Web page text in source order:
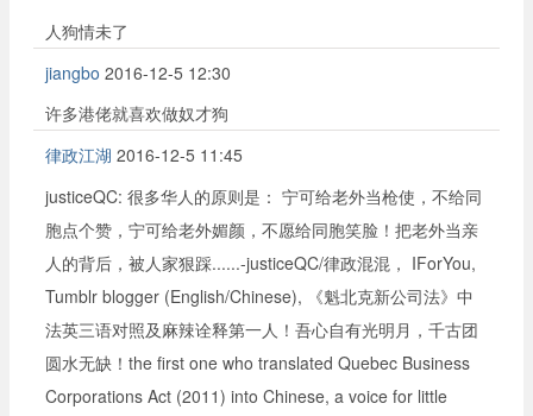
人狗情未了
jiangbo 2016-12-5 12:30
许多港佬就喜欢做奴才狗
律政江湖 2016-12-5 11:45
justiceQC: 很多华人的原则是： 宁可给老外当枪使，不给同
胞点个赞，宁可给老外媚颜，不愿给同胞笑脸！把老外当亲
人的背后，被人家狠踩......-justiceQC/律政混混， IForYou,
Tumblr blogger (English/Chinese), 《魁北克新公司法》中
法英三语对照及麻辣诠释第一人！吾心自有光明月，千古团
圆水无缺！the first one who translated Quebec Business
Corporations Act (2011) into Chinese, a voice for little